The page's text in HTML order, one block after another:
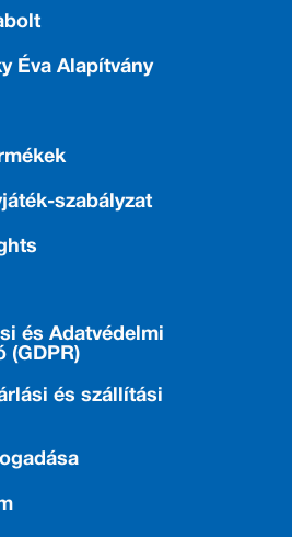
Éva Alapítvány
szabályzat
és Adatvédelmi
(GDPR)
és szállítási